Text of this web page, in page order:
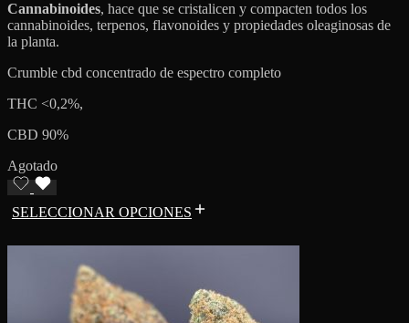
Cannabinoides, hace que se cristalicen y compacten todos los
cannabinoides, terpenos, flavonoides y propiedades oleaginosas de
la planta.
Crumble cbd concentrado de espectro completo
THC <0,2%,
CBD 90%
Agotado
SELECCIONAR OPCIONES